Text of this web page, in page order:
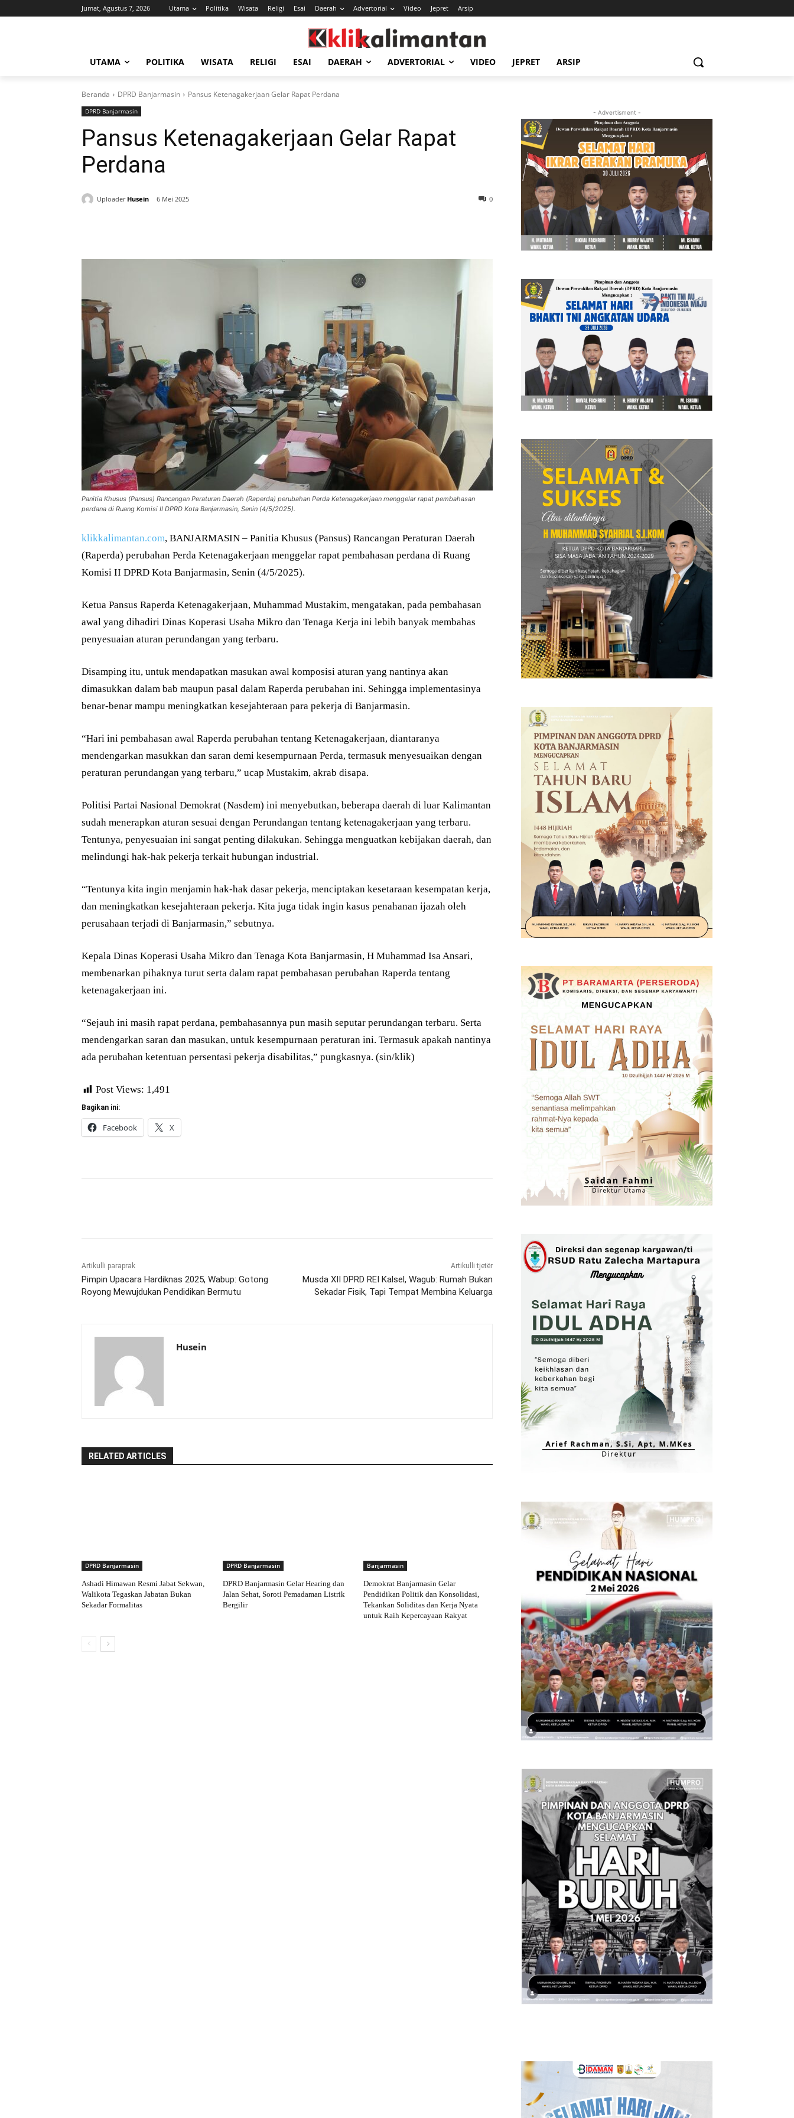
Jumat, Agustus 7, 2026 Utama Politika Wisata Religi Esai Daerah Advertorial Video Jepret Arsip
UTAMA POLITIKA WISATA RELIGI ESAI DAERAH ADVERTORIAL VIDEO JEPRET ARSIP
Beranda DPRD Banjarmasin Pansus Ketenagakerjaan Gelar Rapat Perdana
DPRD Banjarmasin
Pansus Ketenagakerjaan Gelar Rapat
Perdana
Uploader Husein 6 Mei 2025 0
Panitia Khusus (Pansus) Rancangan Peraturan Daerah (Raperda) perubahan Perda Ketenagakerjaan menggelar rapat pembahasan
perdana di Ruang Komisi II DPRD Kota Banjarmasin, Senin (4/5/2025).
klikkalimantan.com, BANJARMASIN – Panitia Khusus (Pansus) Rancangan Peraturan Daerah
(Raperda) perubahan Perda Ketenagakerjaan menggelar rapat pembahasan perdana di Ruang
Komisi II DPRD Kota Banjarmasin, Senin (4/5/2025).
Ketua Pansus Raperda Ketenagakerjaan, Muhammad Mustakim, mengatakan, pada pembahasan
awal yang dihadiri Dinas Koperasi Usaha Mikro dan Tenaga Kerja ini lebih banyak membahas
penyesuaian aturan perundangan yang terbaru.
Disamping itu, untuk mendapatkan masukan awal komposisi aturan yang nantinya akan
dimasukkan dalam bab maupun pasal dalam Raperda perubahan ini. Sehingga implementasinya
benar-benar mampu meningkatkan kesejahteraan para pekerja di Banjarmasin.
“Hari ini pembahasan awal Raperda perubahan tentang Ketenagakerjaan, diantaranya
mendengarkan masukkan dan saran demi kesempurnaan Perda, termasuk menyesuaikan dengan
peraturan perundangan yang terbaru,” ucap Mustakim, akrab disapa.
Politisi Partai Nasional Demokrat (Nasdem) ini menyebutkan, beberapa daerah di luar Kalimantan
sudah menerapkan aturan sesuai dengan Perundangan tentang ketenagakerjaan yang terbaru.
Tentunya, penyesuaian ini sangat penting dilakukan. Sehingga menguatkan kebijakan daerah, dan
melindungi hak-hak pekerja terkait hubungan industrial.
“Tentunya kita ingin menjamin hak-hak dasar pekerja, menciptakan kesetaraan kesempatan kerja,
dan meningkatkan kesejahteraan pekerja. Kita juga tidak ingin kasus penahanan ijazah oleh
perusahaan terjadi di Banjarmasin,” sebutnya.
Kepala Dinas Koperasi Usaha Mikro dan Tenaga Kota Banjarmasin, H Muhammad Isa Ansari,
membenarkan pihaknya turut serta dalam rapat pembahasan perubahan Raperda tentang
ketenagakerjaan ini.
“Sejauh ini masih rapat perdana, pembahasannya pun masih seputar perundangan terbaru. Serta
mendengarkan saran dan masukan, untuk kesempurnaan peraturan ini. Termasuk apakah nantinya
ada perubahan ketentuan persentasi pekerja disabilitas,” pungkasnya. (sin/klik)
Post Views: 1,491
Bagikan ini:
Facebook X
Artikulli paraprak
Pimpin Upacara Hardiknas 2025, Wabup: Gotong
Royong Mewujdukan Pendidikan Bermutu
Artikulli tjetër
Musda XII DPRD REI Kalsel, Wagub: Rumah Bukan
Sekadar Fisik, Tapi Tempat Membina Keluarga
Husein
RELATED ARTICLES
DPRD Banjarmasin
Ashadi Himawan Resmi Jabat Sekwan,
Walikota Tegaskan Jabatan Bukan
Sekadar Formalitas
DPRD Banjarmasin
DPRD Banjarmasin Gelar Hearing dan
Jalan Sehat, Soroti Pemadaman Listrik
Bergilir
Banjarmasin
Demokrat Banjarmasin Gelar
Pendidikan Politik dan Konsolidasi,
Tekankan Soliditas dan Kerja Nyata
untuk Raih Kepercayaan Rakyat
- Advertisment -